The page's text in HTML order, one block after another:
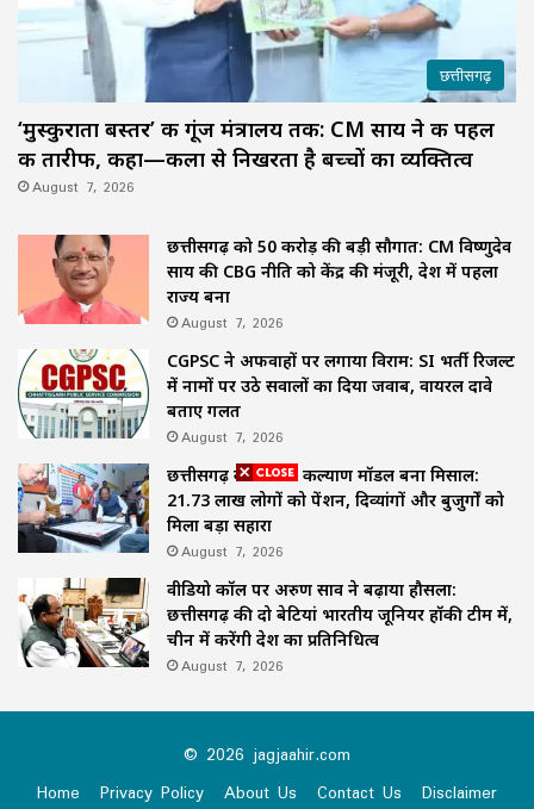
छत्तीसगढ़
‘मुस्कुराता बस्तर’ की गूंज मंत्रालय तक: CM साय ने की पहल
की तारीफ, कहा—कला से निखरता है बच्चों का व्यक्तित्व
August 7, 2026
छत्तीसगढ़ को 50 करोड़ की बड़ी सौगात: CM विष्णुदेव
साय की CBG नीति को केंद्र की मंजूरी, देश में पहला
राज्य बना
August 7, 2026
CGPSC ने अफवाहों पर लगाया विराम: SI भर्ती रिजल्ट
में नामों पर उठे सवालों का दिया जवाब, वायरल दावे
बताए गलत
August 7, 2026
छत्तीसगढ़ का समाज कल्याण मॉडल बना मिसाल:
21.73 लाख लोगों को पेंशन, दिव्यांगों और बुजुर्गों को
मिला बड़ा सहारा
August 7, 2026
वीडियो कॉल पर अरुण साव ने बढ़ाया हौसला:
छत्तीसगढ़ की दो बेटियां भारतीय जूनियर हॉकी टीम में,
चीन में करेंगी देश का प्रतिनिधित्व
August 7, 2026
© 2026 jagjaahir.com
Home
Privacy Policy About Us Contact Us Disclaimer